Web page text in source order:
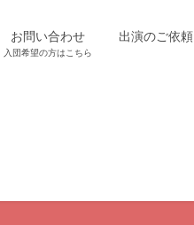
お問い合わせ
入団希望の方はこちら
出演のご依頼